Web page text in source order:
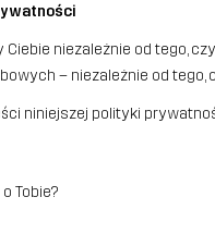
niezależnie od tego,
– niezależnie od
niniejszej polityki
Tobie?